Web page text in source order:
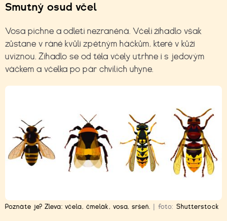
Smutný osud včel
Vosa píchne a odletí nezraněná. Včelí žihadlo však
zůstane v ráně kvůli zpětným háčkům, které v kůži
uvíznou. Žihadlo se od těla včely utrhne i s jedovým
váčkem a včelka po pár chvílích uhyne.
Poznáte je? Zleva: včela, čmelák, vosa, sršeň. foto: Shutterstock